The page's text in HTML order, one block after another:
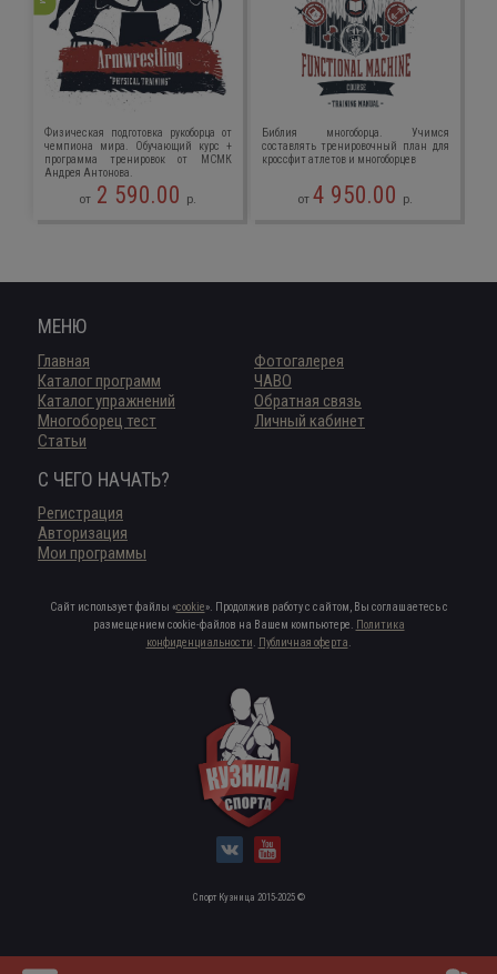
Физическая подготовка рукоборца от
чемпиона мира. Обучающий курс +
программа тренировок от МСМК
Андрея Антонова.
от 2 590.00 р.
Библия многоборца. Учимся
составлять тренировочный план для
кроссфит атлетов и многоборцев
от4 950.00 р.
МЕНЮ
Главная
Каталог программ
Каталог упражнений
Многоборец тест
Статьи
Фотогалерея
ЧАВО
Обратная связь
Личный кабинет
С ЧЕГО НАЧАТЬ?
Регистрация
Авторизация
Мои программы
Сайт использует файлы «cookie». Продолжив работу с сайтом, Вы соглашаетесь с
размещением cookie-файлов на Вашем компьютере. Политика
конфиденциальности. Публичная оферта.
Спорт Кузница 2015-2025 ©